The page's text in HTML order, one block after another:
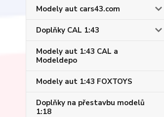
Modely aut cars43.com
Doplňky CAL 1:43
Modely aut 1:43 CAL a
Modeldepo
Modely aut 1:43 FOXTOYS
Doplňky na přestavbu modelů
1:18